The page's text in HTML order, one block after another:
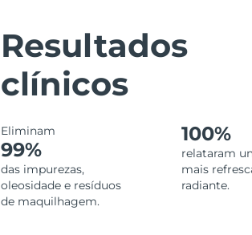
Resultados
clínicos
Eliminam
99%
das impurezas,
oleosidade e resíduos
de maquilhagem.
100%
relataram
mais
radiante.